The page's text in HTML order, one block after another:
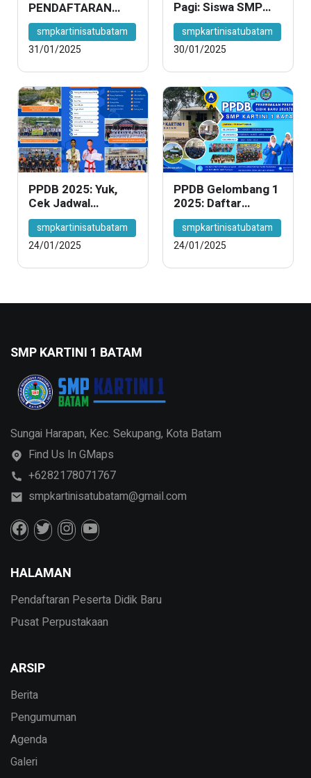
PENDAFTARAN
PPDB GELOMBANG
1 DITUTUP HARI
INI!
smpkartinisatubatam
31/01/2025
Pagi: Siswa SMP
Kartini 1 Batam
Belajar Gizi dan
Kalori!
smpkartinisatubatam
30/01/2025
PPDB 2025: Yuk,
Cek Jadwal
Pendaftaran
Gelombang 1, 2,
dan 3 – Jangan
Ketinggalan!
smpkartinisatubatam
24/01/2025
PPDB Gelombang 1
2025: Daftar
Sekarang, Dapat
Keuntungan
Spesial!
smpkartinisatubatam
24/01/2025
SMP KARTINI 1 BATAM
Sungai Harapan, Kec. Sekupang, Kota Batam
Find Us In GMaps
+6282178071767
smpkartinisatubatam@gmail.com
HALAMAN
Pendaftaran Peserta Didik Baru
Pusat Perpustakaan
ARSIP
Berita
Pengumuman
Agenda
Galeri